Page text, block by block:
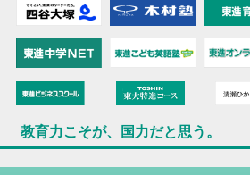
教育力こそが、国力だと思う。